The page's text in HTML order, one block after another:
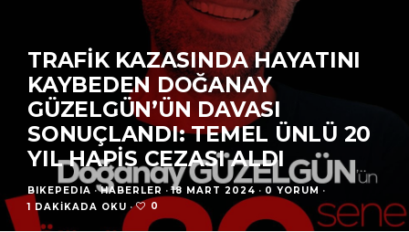
TRAFIK KAZASINDA HAYATINI
KAYBEDEN DOĞANAY
GÜZELGÜN’ÜN DAVASI
SONUÇLANDI: TEMEL ÜNLÜ 20
YIL HAPIS CEZASI ALDI
BIKEPEDIA · HABERLER · 18 MART 2024 · 0 YORUM ·
1 DAKIKADA OKU · 0